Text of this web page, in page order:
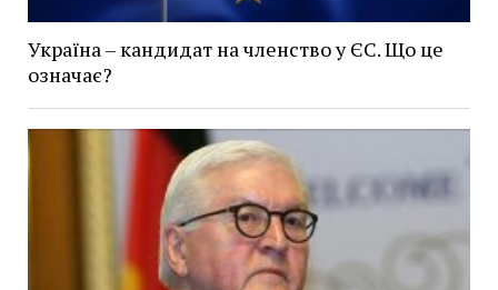
Україна – кандидат на членство у ЄС. Що це
означає?